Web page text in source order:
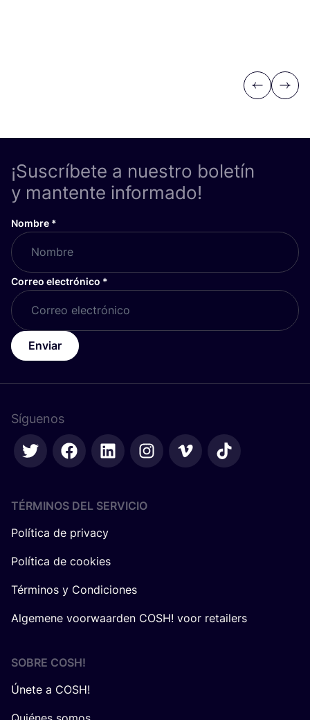
Previous
Next
¡Suscríbete a nuestro boletín
y mantente informado!
Nombre *
Correo electrónico *
Enviar
Síguenos
TÉRMINOS DEL SERVICIO
Política de privacy
Política de cookies
Términos y Condiciones
Algemene voorwaarden COSH! voor retailers
SOBRE COSH!
Únete a COSH!